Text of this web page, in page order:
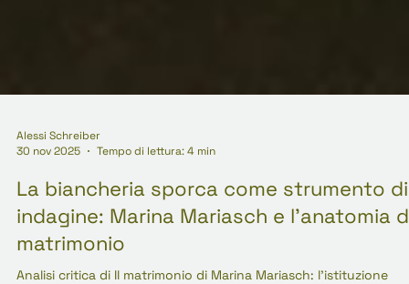
Alessi Schreiber
30 nov 2025
Tempo di lettura: 4 min
La biancheria sporca come strumento di
indagine: Marina Mariasch e l'anatomia